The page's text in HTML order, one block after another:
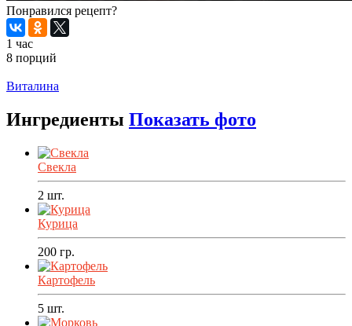
Понравился рецепт?
1 час
8 порций
Виталина
Ингредиенты Показать фото
Свекла
2 шт.
Курица
200 гр.
Картофель
5 шт.